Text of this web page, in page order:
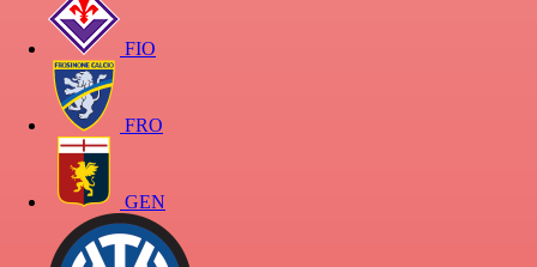
FIO
FRO
GEN